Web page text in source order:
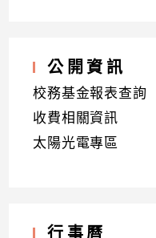
公開資訊
校務基金報表查詢
收費相關資訊
太陽光電專區
行事曆